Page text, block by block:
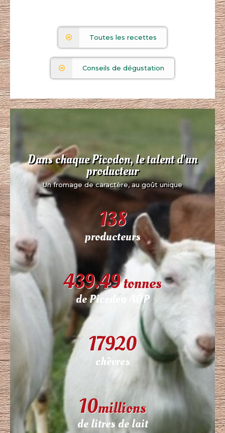
Toutes les recettes
Conseils de dégustation
Dans chaque Picodon, le talent d'un
producteur
Un fromage de caractère, au goût unique
138
producteurs
439.49tonnes
de Picodon AOP
17920
chèvres
10millions
de litres de lait